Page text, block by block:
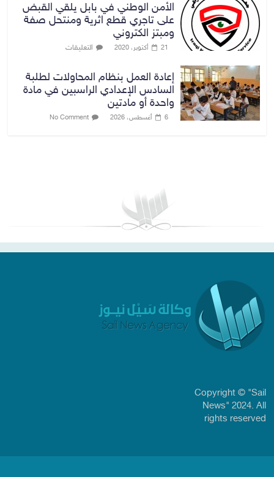
الأمن الوطني في بابل يلقي القبض
على تاجري قطع اثرية ومنتحل صفة
ومبتز الكتروني
21 أكتوبر، 2020 التعليقات
إعادة العمل بنظام المحاولات لطلبة
السادس الإعدادي الراسبين في مادة
واحدة أو مادتين
6 أغسطس، 2026 No Comment
Copyright © "Sail
News" 2024. All
rights reserved